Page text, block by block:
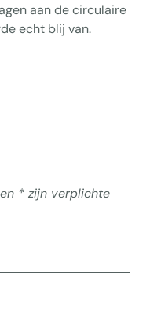
aan de circulaire
echt blij van.
* zijn verplichte